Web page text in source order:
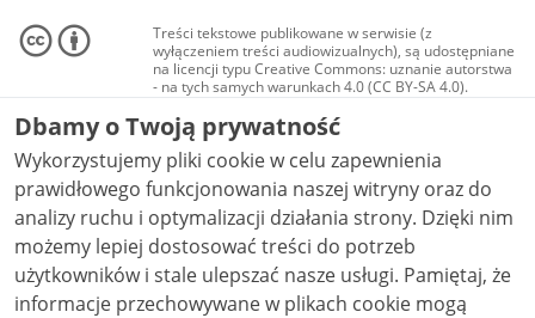
Treści tekstowe publikowane w serwisie (z
wyłączeniem treści audiowizualnych), są udostępniane
na licencji typu Creative Commons: uznanie autorstwa
- na tych samych warunkach 4.0 (CC BY-SA 4.0).
Materiały audiowizualne, w tym zdjęcia, materiały
audio i wideo, są udostępniane na licencji typu
Creative Commons: uznanie autorstwa użycie
niekomercyjne - bez utworów zależnych 4.0 (CC BY-
NC-ND 4.0), o ile nie jest to stwierdzone inaczej.
Dbamy o Twoją prywatność
Wykorzystujemy pliki cookie w celu zapewnienia
prawidłowego funkcjonowania naszej witryny oraz do
analizy ruchu i optymalizacji działania strony. Dzięki nim
możemy lepiej dostosować treści do potrzeb
użytkowników i stale ulepszać nasze usługi. Pamiętaj, że
informacje przechowywane w plikach cookie mogą